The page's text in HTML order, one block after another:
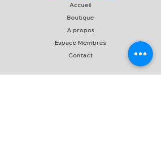
Accueil
Boutique
A propos
Espace Membres
Contact
EXPERIENCE